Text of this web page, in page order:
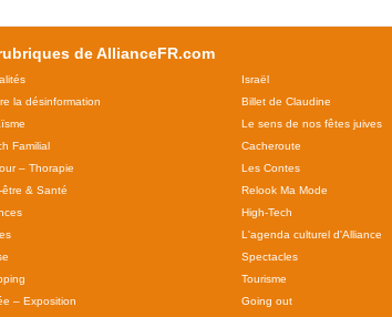
de AllianceFR.com
Israël
la désinformation
Billet de Claudine
Le sens de nos fêtes juives
Familial
Cacheroute
– Thorapie
Les Contes
être & Santé
Relook Ma Mode
High-Tech
L'agenda culturel d'Alliance
Spectacles
Tourisme
– Exposition
Going out